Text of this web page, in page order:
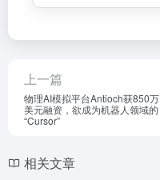
上一篇
物理AI模拟平台Antioch获850万
美元融资，欲成为机器人领域的
“Cursor”
相关文章